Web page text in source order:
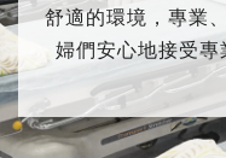
舒適的環境，專業
婦們安心地接受